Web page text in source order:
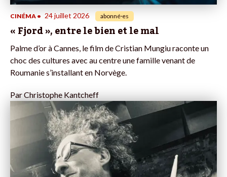
CINÉMA • 24 juillet 2026 abonné·es
« Fjord », entre le bien et le mal
Palme d’or à Cannes, le film de Cristian Mungiu raconte un
choc des cultures avec au centre une famille venant de
Roumanie s’installant en Norvège.
ParChristophe Kantcheff